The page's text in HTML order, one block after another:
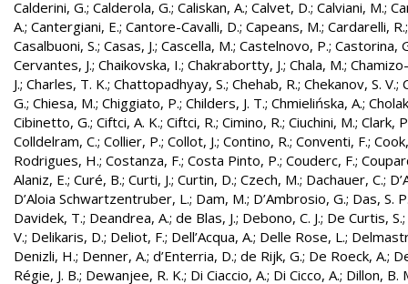
Calderini, G.; Calderola, G.; Caliskan, A.; Calvet, D.; Calviani, M.;
A.; Cantergiani, E.; Cantore-Cavalli, D.; Capeans, M.; Cardarelli, R.
Casalbuoni, S.; Casas, J.; Cascella, M.; Castelnovo, P.; Castorina,
Cervantes, J.; Chaikovska, I.; Chakrabortty, J.; Chala, M.;
J.; Charles, T. K.; Chattopadhyay, S.; Chehab, R.; Chekanov, S. V.;
G.; Chiesa, M.; Chiggiato, P.; Childers, J. T.; Chmielińska, A.;
Cibinetto, G.; Ciftci, A. K.; Ciftci, R.; Cimino, R.; Ciuchini, M.; Clark,
Colldelram, C.; Collier, P.; Collot, J.; Contino, R.; Conventi, F.;
Rodrigues, H.; Costanza, F.; Costa Pinto, P.; Couderc, F.;
Alaniz, E.; Curé, B.; Curti, J.; Curtin, D.; Czech, M.; Dachauer, C.;
D’Aloia Schwartzentruber, L.; Dam, M.; D’Ambrosio, G.; Das, S.
Davidek, T.; Deandrea, A.; de Blas, J.; Debono, C. J.; De Curtis, S.;
V.; Delikaris, D.; Deliot, F.; Dell’Acqua, A.; Delle Rose, L.;
Denizli, H.; Denner, A.; d’Enterria, D.; de Rijk, G.; De Roeck, A.;
Régie, J. B.; Dewanjee, R. K.; Di Ciaccio, A.; Di Cicco, A.; Dillon, B.